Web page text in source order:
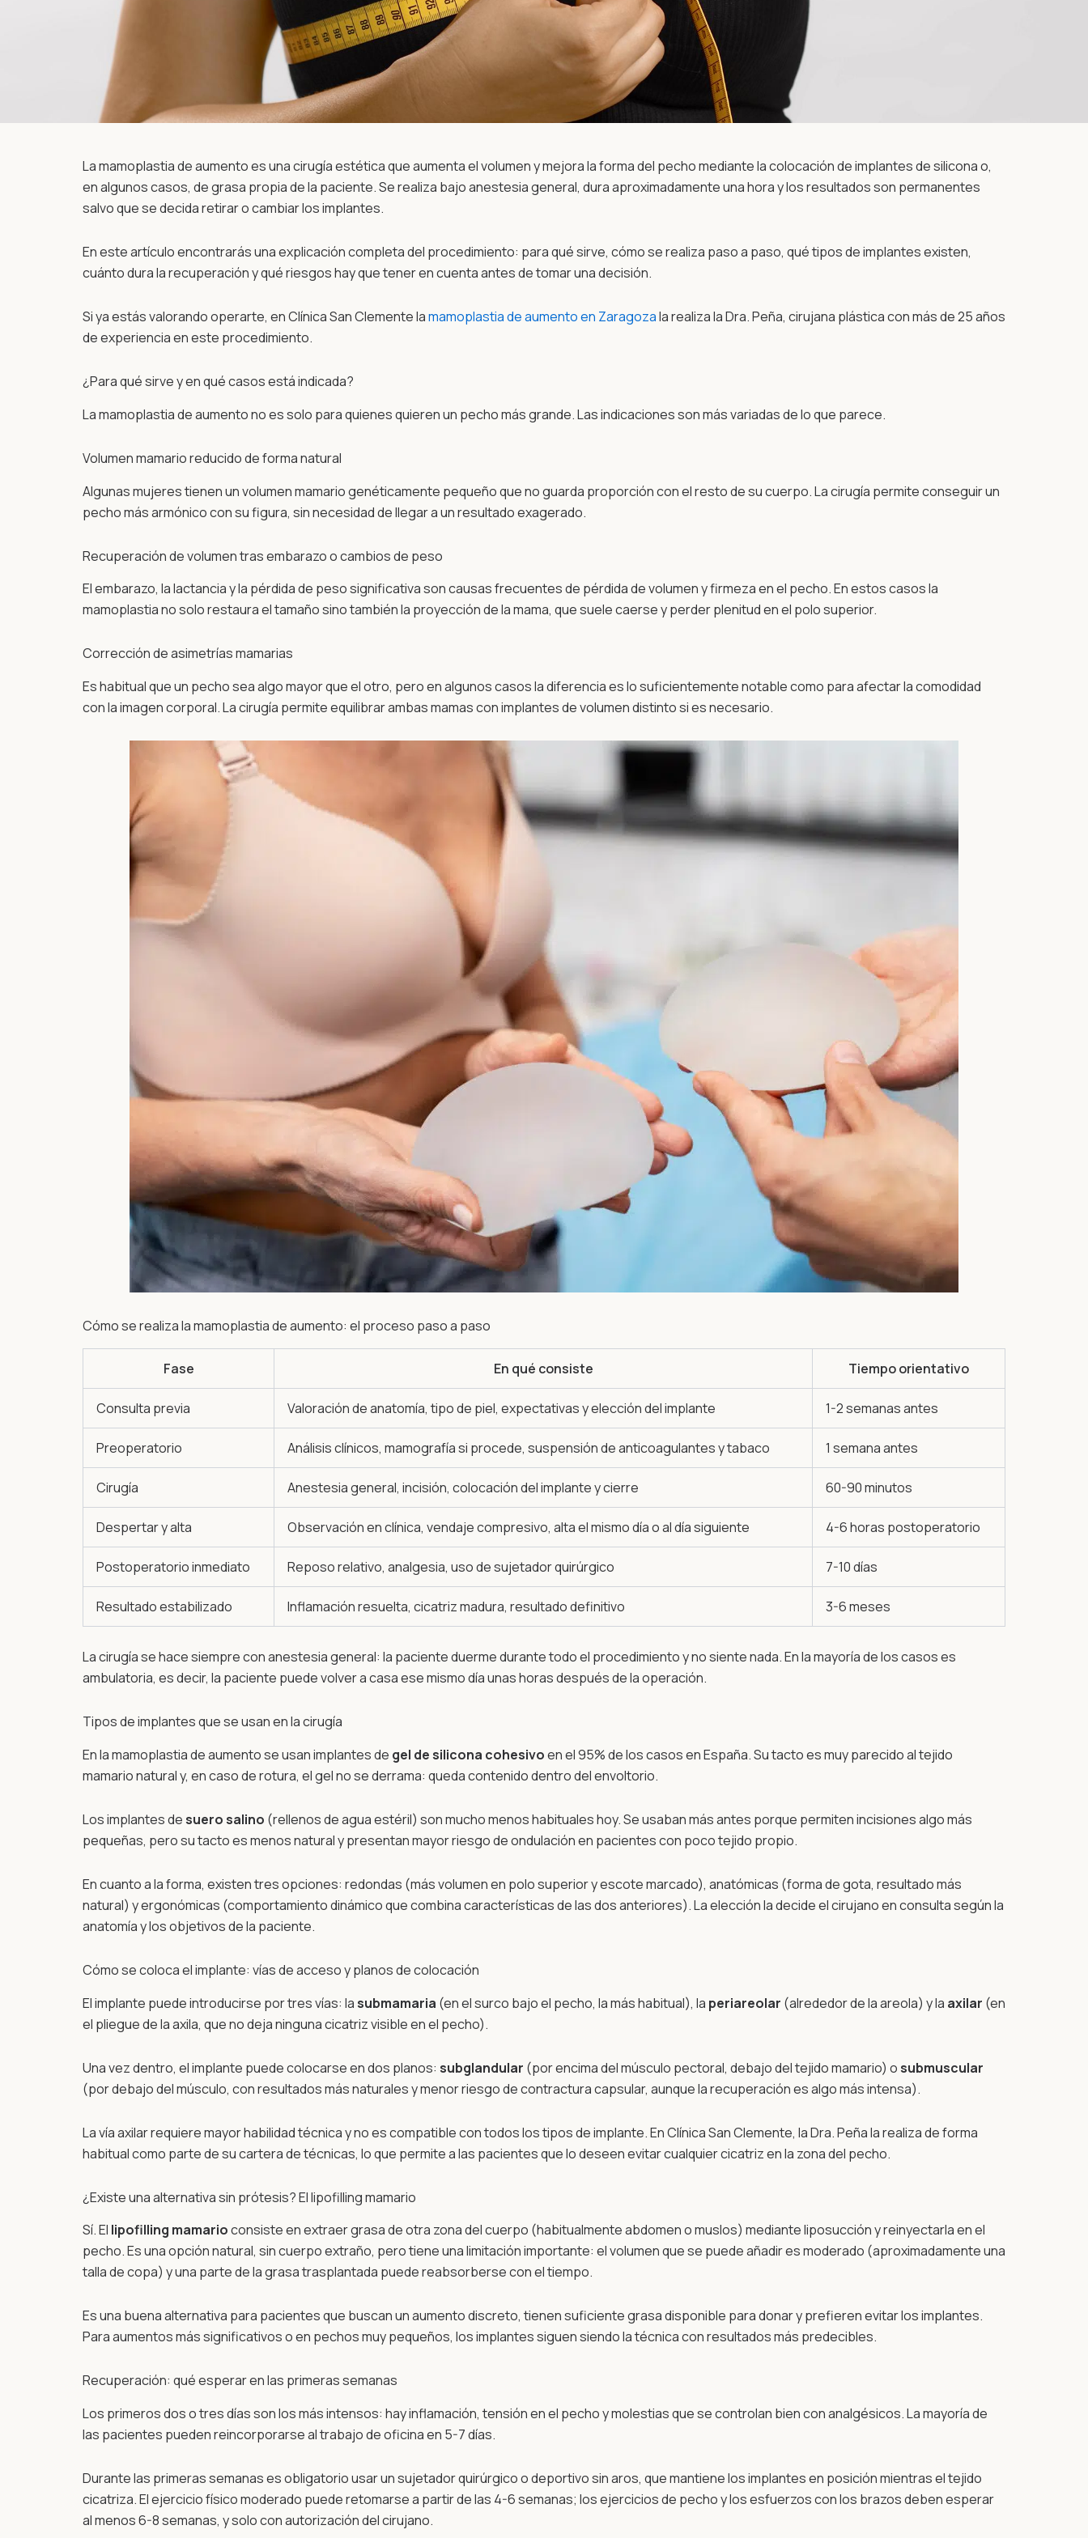
La mamoplastia de aumento es una cirugía estética que aumenta el volumen y mejora la forma del pecho mediante la colocación de implantes de silicona o,
en algunos casos, de grasa propia de la paciente. Se realiza bajo anestesia general, dura aproximadamente una hora y los resultados son permanentes
salvo que se decida retirar o cambiar los implantes.
En este artículo encontrarás una explicación completa del procedimiento: para qué sirve, cómo se realiza paso a paso, qué tipos de implantes existen,
cuánto dura la recuperación y qué riesgos hay que tener en cuenta antes de tomar una decisión.
Si ya estás valorando operarte, en Clínica San Clemente lamamoplastia de aumento en Zaragozala realiza la Dra. Peña, cirujana plástica con más de 25 años
de experiencia en este procedimiento.
¿Para qué sirve y en qué casos está indicada?
La mamoplastia de aumento no es solo para quienes quieren un pecho más grande. Las indicaciones son más variadas de lo que parece.
Volumen mamario reducido de forma natural
Algunas mujeres tienen un volumen mamario genéticamente pequeño que no guarda proporción con el resto de su cuerpo. La cirugía permite conseguir un
pecho más armónico con su figura, sin necesidad de llegar a un resultado exagerado.
Recuperación de volumen tras embarazo o cambios de peso
El embarazo, la lactancia y la pérdida de peso significativa son causas frecuentes de pérdida de volumen y firmeza en el pecho. En estos casos la
mamoplastia no solo restaura el tamaño sino también la proyección de la mama, que suele caerse y perder plenitud en el polo superior.
Corrección de asimetrías mamarias
Es habitual que un pecho sea algo mayor que el otro, pero en algunos casos la diferencia es lo suficientemente notable como para afectar la comodidad
con la imagen corporal. La cirugía permite equilibrar ambas mamas con implantes de volumen distinto si es necesario.
Cómo se realiza la mamoplastia de aumento: el proceso paso a paso
Fase En qué consiste Tiempo orientativo
Consulta previa Valoración de anatomía, tipo de piel, expectativas y elección del implante 1-2 semanas antes
Preoperatorio Análisis clínicos, mamografía si procede, suspensión de anticoagulantes y tabaco 1 semana antes
Cirugía Anestesia general, incisión, colocación del implante y cierre 60-90 minutos
Despertar y alta Observación en clínica, vendaje compresivo, alta el mismo día o al día siguiente 4-6 horas postoperatorio
Postoperatorio inmediato Reposo relativo, analgesia, uso de sujetador quirúrgico 7-10 días
Resultado estabilizado Inflamación resuelta, cicatriz madura, resultado definitivo 3-6 meses
La cirugía se hace siempre con anestesia general: la paciente duerme durante todo el procedimiento y no siente nada. En la mayoría de los casos es
ambulatoria, es decir, la paciente puede volver a casa ese mismo día unas horas después de la operación.
Tipos de implantes que se usan en la cirugía
En la mamoplastia de aumento se usan implantes de gel de silicona cohesivoen el 95% de los casos en España. Su tacto es muy parecido al tejido
mamario natural y, en caso de rotura, el gel no se derrama: queda contenido dentro del envoltorio.
Los implantes desuero salino (rellenos de agua estéril) son mucho menos habituales hoy. Se usaban más antes porque permiten incisiones algo más
pequeñas, pero su tacto es menos natural y presentan mayor riesgo de ondulación en pacientes con poco tejido propio.
En cuanto a la forma, existen tres opciones: redondas (más volumen en polo superior y escote marcado), anatómicas (forma de gota, resultado más
natural) y ergonómicas (comportamiento dinámico que combina características de las dos anteriores). La elección la decide el cirujano en consulta según la
anatomía y los objetivos de la paciente.
Cómo se coloca el implante: vías de acceso y planos de colocación
El implante puede introducirse por tres vías: lasubmamaria (en el surco bajo el pecho, la más habitual), la periareolar (alrededor de la areola) y la axilar (en
el pliegue de la axila, que no deja ninguna cicatriz visible en el pecho).
Una vez dentro, el implante puede colocarse en dos planos: subglandular (por encima del músculo pectoral, debajo del tejido mamario) osubmuscular
(por debajo del músculo, con resultados más naturales y menor riesgo de contractura capsular, aunque la recuperación es algo más intensa).
La vía axilar requiere mayor habilidad técnica y no es compatible con todos los tipos de implante. En Clínica San Clemente, la Dra. Peña la realiza de forma
habitual como parte de su cartera de técnicas, lo que permite a las pacientes que lo deseen evitar cualquier cicatriz en la zona del pecho.
¿Existe una alternativa sin prótesis? El lipofilling mamario
Sí. El lipofilling mamarioconsiste en extraer grasa de otra zona del cuerpo (habitualmente abdomen o muslos) mediante liposucción y reinyectarla en el
pecho. Es una opción natural, sin cuerpo extraño, pero tiene una limitación importante: el volumen que se puede añadir es moderado (aproximadamente una
talla de copa) y una parte de la grasa trasplantada puede reabsorberse con el tiempo.
Es una buena alternativa para pacientes que buscan un aumento discreto, tienen suficiente grasa disponible para donar y prefieren evitar los implantes.
Para aumentos más significativos o en pechos muy pequeños, los implantes siguen siendo la técnica con resultados más predecibles.
Recuperación: qué esperar en las primeras semanas
Los primeros dos o tres días son los más intensos: hay inflamación, tensión en el pecho y molestias que se controlan bien con analgésicos. La mayoría de
las pacientes pueden reincorporarse al trabajo de oficina en 5-7 días.
Durante las primeras semanas es obligatorio usar un sujetador quirúrgico o deportivo sin aros, que mantiene los implantes en posición mientras el tejido
cicatriza. El ejercicio físico moderado puede retomarse a partir de las 4-6 semanas; los ejercicios de pecho y los esfuerzos con los brazos deben esperar
al menos 6-8 semanas, y solo con autorización del cirujano.